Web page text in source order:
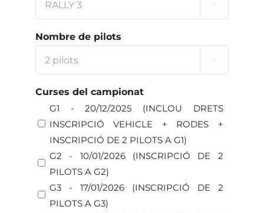

Nombre de pilots

Curses del campionat
G1 - 20/12/2025 (INCLOU DRETS
INSCRIPCIÓ VEHICLE + RODES +
INSCRIPCIÓ DE 2 PILOTS A G1)
G2 - 10/01/2026 (INSCRIPCIÓ DE 2
PILOTS A G2)
G3 - 17/01/2026 (INSCRIPCIÓ DE 2
PILOTS A G3)